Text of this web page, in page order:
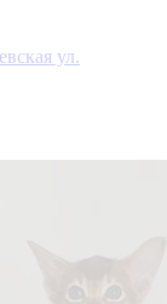
ул.